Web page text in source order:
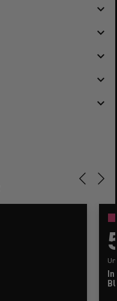
navigate_before
navigate_before
navigate_before
navigate_before
navigate_before